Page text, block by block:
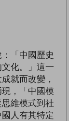
「中國歷史
化。」這一
就而改變，
，「中國模
維模式到社
人有其特定